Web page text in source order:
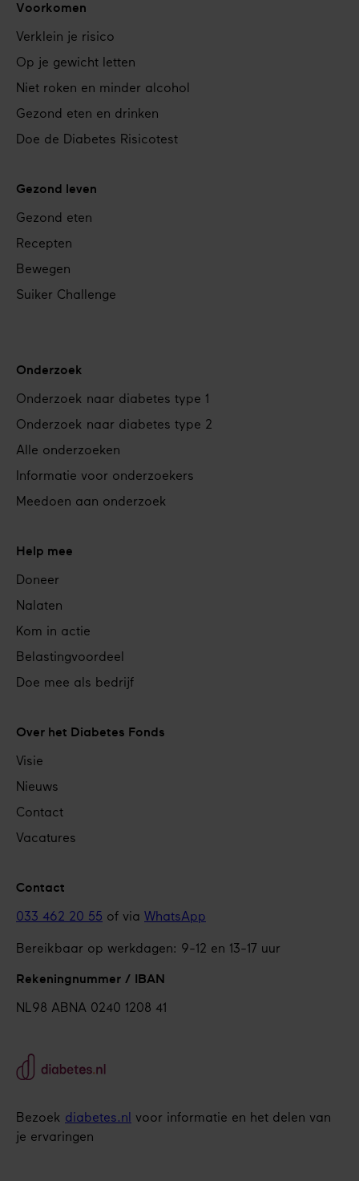
Voorkomen
Verklein je risico
Op je gewicht letten
Niet roken en minder alcohol
Gezond eten en drinken
Doe de Diabetes Risicotest
Gezond leven
Gezond eten
Recepten
Bewegen
Suiker Challenge
Onderzoek
Onderzoek naar diabetes type 1
Onderzoek naar diabetes type 2
Alle onderzoeken
Informatie voor onderzoekers
Meedoen aan onderzoek
Help mee
Doneer
Nalaten
Kom in actie
Belastingvoordeel
Doe mee als bedrijf
Over het Diabetes Fonds
Visie
Nieuws
Contact
Vacatures
Contact
033 462 20 55 of via WhatsApp
Bereikbaar op werkdagen: 9-12 en 13-17 uur
Rekeningnummer / IBAN
NL98 ABNA 0240 1208 41
Bezoek diabetes.nl
voor informatie en het delen van
je ervaringen